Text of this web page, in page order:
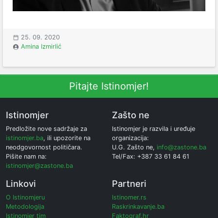
25. 09. 2020
Amina Izmirlić
Pitajte Istinomjer!
Istinomjer
Predložite nove sadržaje za
istinomjer.ba, ili upozorite na
neodgovornost političara.
Pišite nam na:
istinomjer@zastone.ba
Zašto ne
Istinomjer je razvila i uređuje
organizacija:
U.G. Zašto ne, info@zastone.ba
Tel/Fax: +387 33 61 84 61
Linkovi
O Istinomjeru
Metodologija
Istinomjer tim
Partneri
Istinomer.rs
Raskrinkavanje.ba
Faktograf.hr